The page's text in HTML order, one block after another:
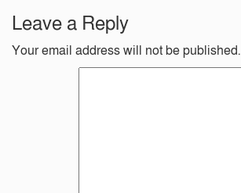
Leave a Reply
Your email address will not be published.